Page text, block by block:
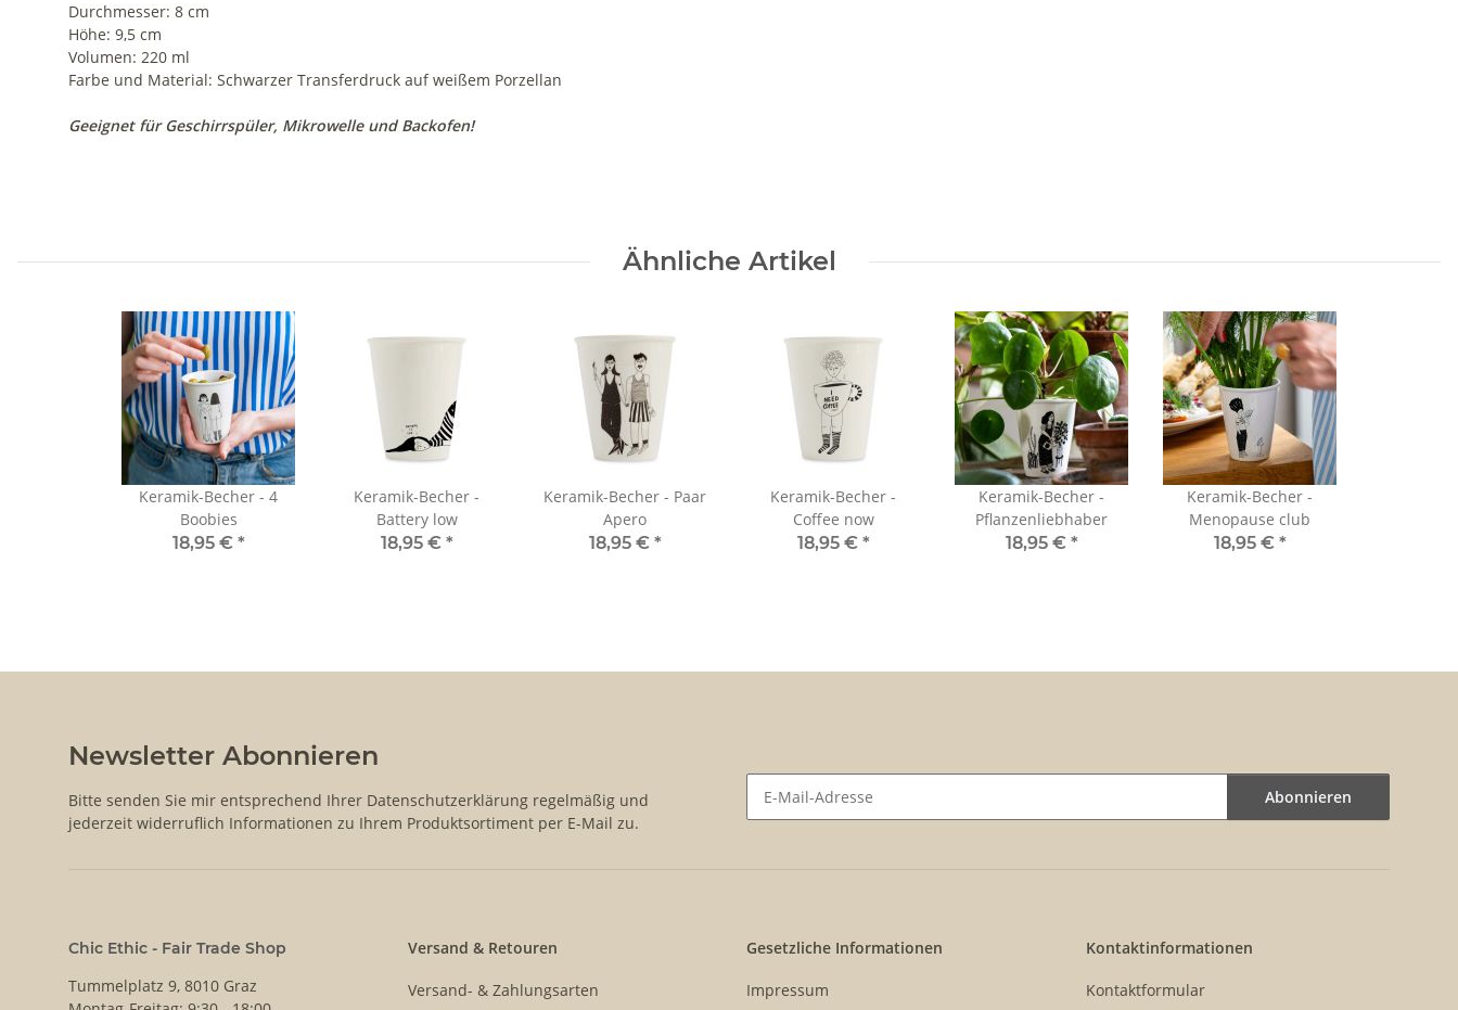
Durchmesser: 8 cm
Höhe: 9,5 cm
Volumen: 220 ml
Farbe und Material: Schwarzer Transferdruck auf weißem Porzellan
Geeignet für Geschirrspüler, Mikrowelle und Backofen!
Ähnliche Artikel
Keramik-Becher - 4
Boobies
18,95 € *
Keramik-Becher -
Battery low
18,95 € *
Keramik-Becher - Paar
Apero
18,95 € *
Keramik-Becher -
Coffee now
18,95 € *
Keramik-Becher -
Pflanzenliebhaber
18,95 € *
Keramik-Becher -
Menopause club
18,95 € *
Newsletter Abonnieren
Bitte senden Sie mir entsprechend Ihrer Datenschutzerklärung regelmäßig und
jederzeit widerruflich Informationen zu Ihrem Produktsortiment per E-Mail zu.
Abonnieren
Chic Ethic - Fair Trade Shop
Tummelplatz 9, 8010 Graz
Versand & Retouren
Versand- & Zahlungsarten
Gesetzliche Informationen
Impressum
Kontaktinformationen
Kontaktformular